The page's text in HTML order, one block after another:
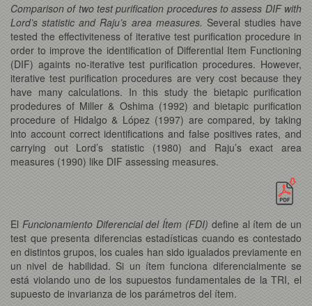
Comparison of two test purification procedures to assess DIF with
Lord’s statistic and Raju’s area measures. Several studies have
tested the effectiviteness of iterative test purification procedure in
order to improve the identification of Differential Item Functioning
(DIF) againts no-iterative test purification procedures. However,
iterative test purification procedures are very cost because they
have many calculations. In this study the bietapic purification
prodedures of Miller & Oshima (1992) and bietapic purification
procedure of Hidalgo & López (1997) are compared, by taking
into account correct identifications and false positives rates, and
carrying out Lord’s statistic (1980) and Raju’s exact area
measures (1990) like DIF assessing measures.
El Funcionamiento Diferencial del Ítem (FDI) define al ítem de un
test que presenta diferencias estadísticas cuando es contestado
en distintos grupos, los cuales han sido igualados previamente en
un nivel de habilidad. Si un ítem funciona diferencialmente se
está violando uno de los supuestos fundamentales de la TRI, el
supuesto de invarianza de los parámetros del ítem.